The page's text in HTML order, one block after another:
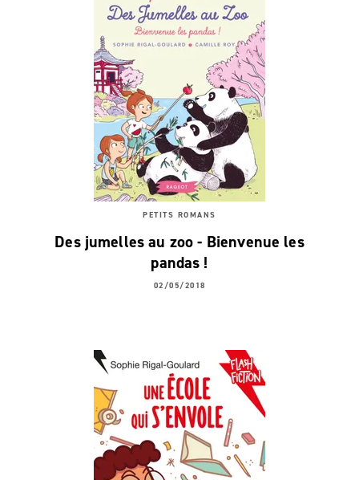
PETITS ROMANS
Des jumelles au zoo - Bienvenue les
pandas !
02/05/2018